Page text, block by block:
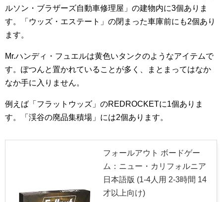
ルソン・ブラザーズ自動車修理屋」の建物内に3個ありま
す。「ウッズ・エステート」の閉まった車庫前にも2個あり
ます。
Mr.ハンディ・フュエルは黄色いタンクのようなアイテムで
す。ぽつんと置かれていることが多く、まとまってはなか
なか手に入りません。
例えば「フラットウッズ」のREDROCKETに1個ありま
す。「渓谷の廃品集積場」には2個あります。
フォールアウト ボードゲー
ム：ニュー・カリフォルニア
日本語版 (1-4人用 2-3時間 14
才以上向け)